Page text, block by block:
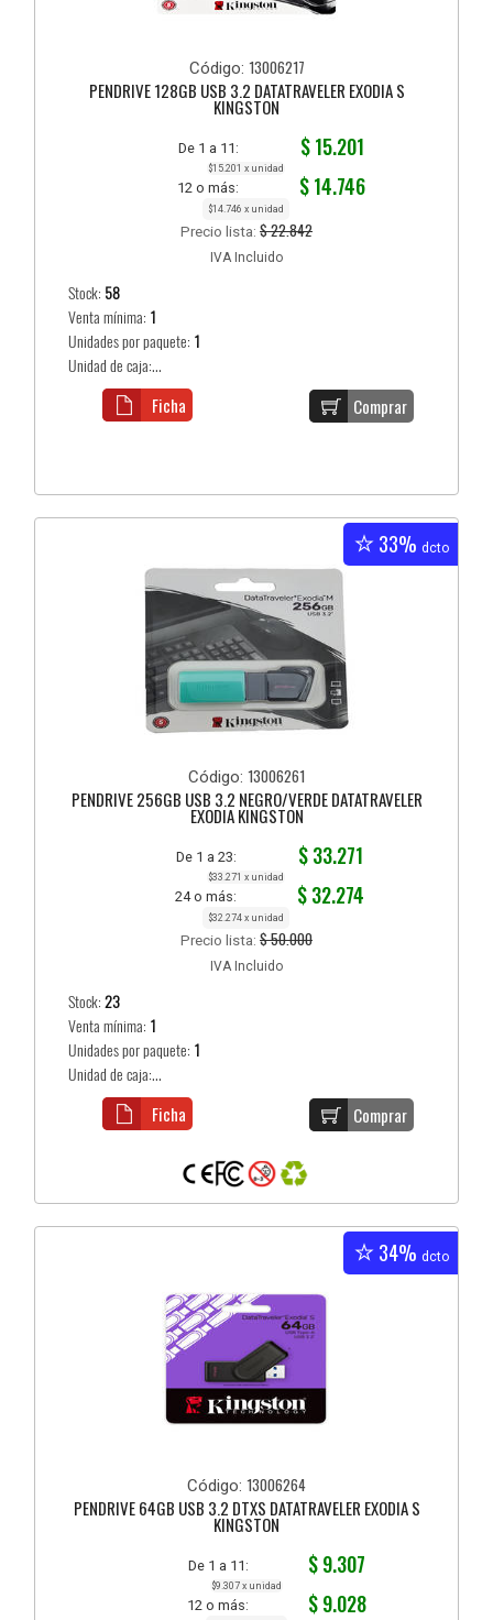
Código: 13006217
PENDRIVE 128GB USB 3.2 DATATRAVELER EXODIA S
KINGSTON
De 1 a 11: $ 15.201
$15.201 x unidad
12 o más: $ 14.746
$14.746 x unidad
Precio lista: $ 22.842
IVA Incluido
Stock: 58
Venta mínima: 1
Unidades por paquete: 1
Unidad de caja:...
Comprar
Ficha
33% dcto
Código: 13006261
PENDRIVE 256GB USB 3.2 NEGRO/VERDE DATATRAVELER
EXODIA KINGSTON
De 1 a 23: $ 33.271
$33.271 x unidad
24 o más: $ 32.274
$32.274 x unidad
Precio lista: $ 50.000
IVA Incluido
Stock:23
Venta mínima: 1
Unidades por paquete: 1
Unidad de caja:...
Comprar
Ficha
34% dcto
Código: 13006264
PENDRIVE 64GB USB 3.2 DTXS DATATRAVELER EXODIA S
KINGSTON
De 1 a 11: $ 9.307
$9.307 x unidad
12 o más: $ 9.028